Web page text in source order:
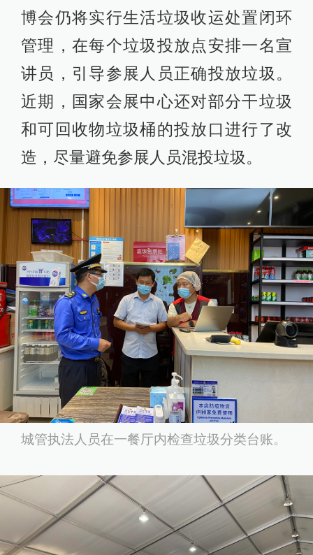
博会仍将实行生活垃圾收运处置闭环
管理，在每个垃圾投放点安排一名宣
讲员，引导参展人员正确投放垃圾。
近期，国家会展中心还对部分干垃圾
和可回收物垃圾桶的投放口进行了改
造，尽量避免参展人员混投垃圾。
城管执法人员在一餐厅内检查垃圾分类台账。